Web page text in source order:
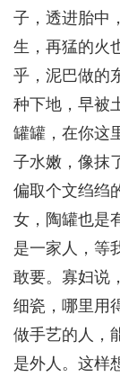
子，透进胎中
生，再猛的火
乎，泥巴做的
种下地，早被
罐罐，在你这
子水嫩，像抹
偏取个文绉绉
女，陶罐也是
是一家人，等
敢要。寡妇说
细瓷，哪里用
做手艺的人，
是外人。这样